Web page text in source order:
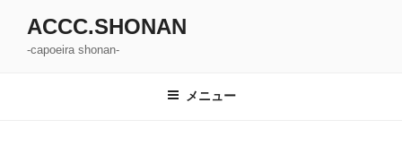
ACCC.SHONAN
-capoeira shonan-
メニュー